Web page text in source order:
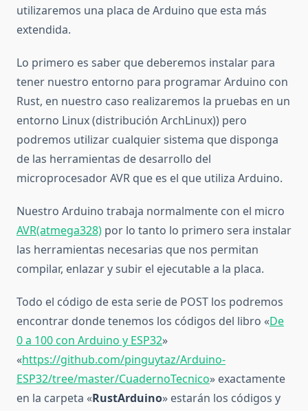
utilizaremos una placa de Arduino que esta más
extendida.
Lo primero es saber que deberemos instalar para
tener nuestro entorno para programar Arduino con
Rust, en nuestro caso realizaremos la pruebas en un
entorno Linux (distribución ArchLinux)) pero
podremos utilizar cualquier sistema que disponga
de las herramientas de desarrollo del
microprocesador AVR que es el que utiliza Arduino.
Nuestro Arduino trabaja normalmente con el micro
AVR(atmega328) por lo tanto lo primero sera instalar
las herramientas necesarias que nos permitan
compilar, enlazar y subir el ejecutable a la placa.
Todo el código de esta serie de POST los podremos
encontrar donde tenemos los códigos del libro «De
0 a 100 con Arduino y ESP32»
«https://github.com/pinguytaz/Arduino-
ESP32/tree/master/CuadernoTecnico» exactamente
en la carpeta «RustArduino» estarán los códigos y